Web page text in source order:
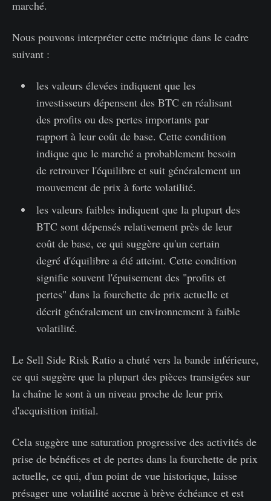
marché.
Nous pouvons interpréter cette métrique dans le cadre
suivant :
les valeurs élevées indiquent que les
investisseurs dépensent des BTC en réalisant
des profits ou des pertes importants par
rapport à leur coût de base. Cette condition
indique que le marché a probablement besoin
de retrouver l'équilibre et suit généralement un
mouvement de prix à forte volatilité.
les valeurs faibles indiquent que la plupart des
BTC sont dépensés relativement près de leur
coût de base, ce qui suggère qu'un certain
degré d'équilibre a été atteint. Cette condition
signifie souvent l'épuisement des "profits et
pertes" dans la fourchette de prix actuelle et
décrit généralement un environnement à faible
volatilité.
Le Sell Side Risk Ratio a chuté vers la bande inférieure,
ce qui suggère que la plupart des pièces transigées sur
la chaîne le sont à un niveau proche de leur prix
d'acquisition initial.
Cela suggère une saturation progressive des activités de
prise de bénéfices et de pertes dans la fourchette de prix
actuelle, ce qui, d'un point de vue historique, laisse
présager une volatilité accrue à brève échéance et est